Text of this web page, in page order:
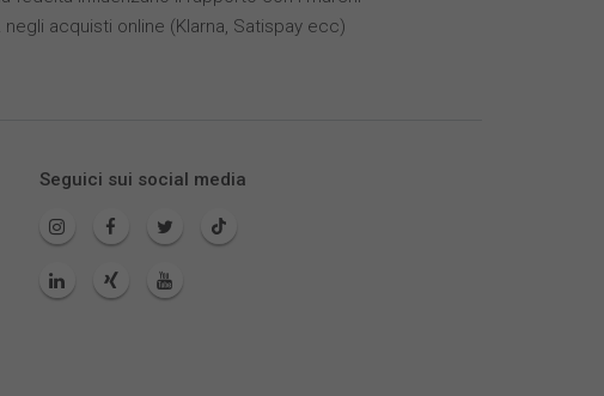
negli acquisti online (Klarna, Satispay ecc)
Seguici sui social media